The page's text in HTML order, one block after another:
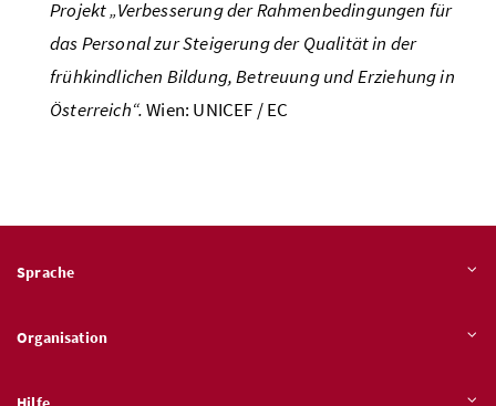
Projekt „Verbesserung der Rahmenbedingungen für
das Personal zur Steigerung der Qualität in der
frühkindlichen Bildung, Betreuung und Erziehung in
Österreich“.Wien: UNICEF /EC
Sprache
Organisation